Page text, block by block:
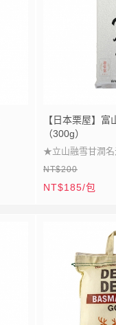
【日本栗屋】
（300g）
★立山融雪甘潤名
★顆粒飽滿光澤晶
★風味平衡冷熱皆
NT$200
NT$185/包